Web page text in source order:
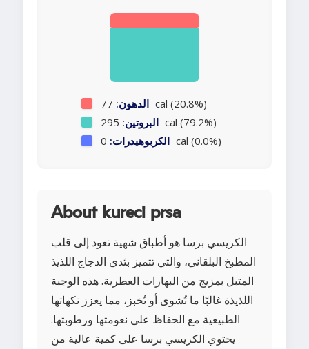
الدهون: 77 cal (20.8%)
البروتين: 295 cal (79.2%)
الكربوهيدرات: 0 cal (0.0%)
About kureci prsa
الكريسي برسا هو أطباق شهية تعود إلى قلب
المطبخ البلقاني، والتي تتميز بثدي الدجاج اللذيذ
المتبل بمزيج من البهارات العطرية. هذه الوجبة
اللذيذة غالبًا ما تُشوى أو تُخبز، مما يعزز نكهاتها
الطبيعية مع الحفاظ على نعومتها ورطوبتها.
يحتوي الكريسي برسا على كمية عالية من